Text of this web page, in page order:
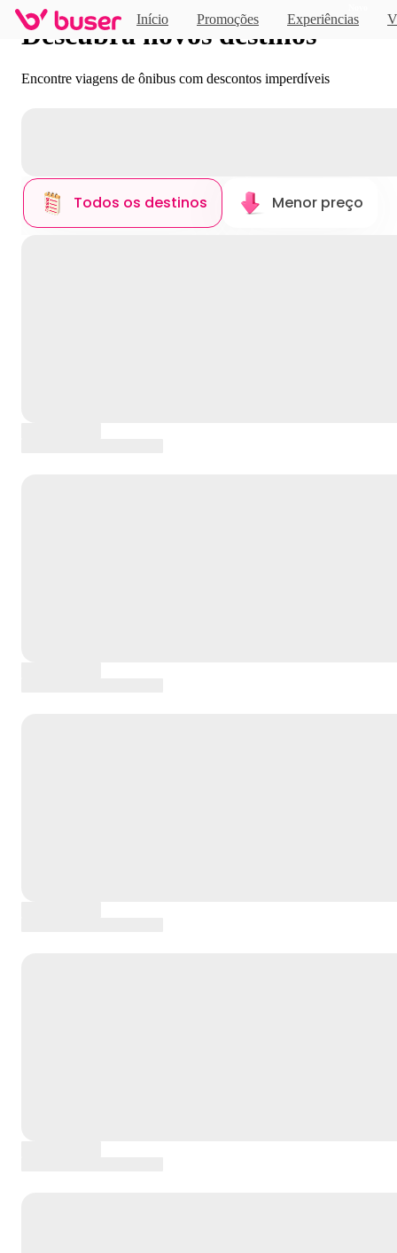
Início Promoções Experiências
Descubra novos destinos
Encontre viagens de ônibus com descontos imperdíveis
Todos os destinos Menor preço